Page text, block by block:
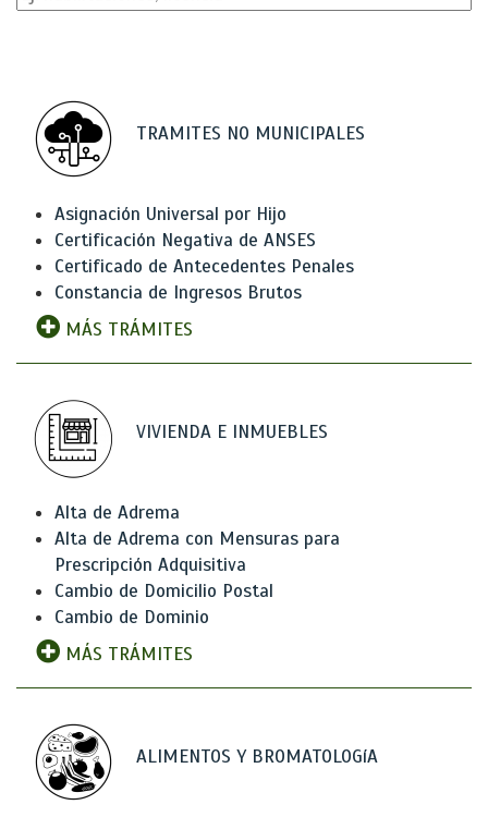
TRAMITES NO MUNICIPALES
Asignación Universal por Hijo
Certificación Negativa de ANSES
Certificado de Antecedentes Penales
Constancia de Ingresos Brutos
MÁS TRÁMITES
VIVIENDA E INMUEBLES
Alta de Adrema
Alta de Adrema con Mensuras para
Prescripción Adquisitiva
Cambio de Domicilio Postal
Cambio de Dominio
MÁS TRÁMITES
ALIMENTOS Y BROMATOLOGíA